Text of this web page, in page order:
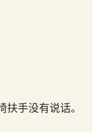
手没有说话。